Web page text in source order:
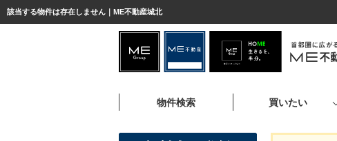
該当する物件は存在しません｜ME不動産城北
物件検索 買いたい